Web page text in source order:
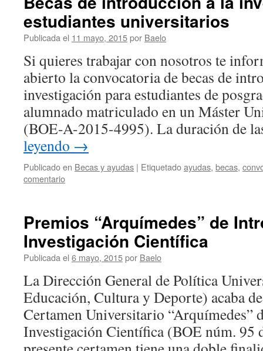
estudiantes universitarios
Publicada el 11 mayo, 2015por Baelo
Si quieres trabajar con nosotros te
abierto la convocatoria de becas de
investigación para estudiantes de
alumnado matriculado en un Máster
(BOE-A-2015-4995). La duración de
leyendo →
Publicado en Becas y ayudas | Etiquetadoayudas, becas,
comentario
Premios “Arquímedes” de
Investigación Científica
Publicada el 6 mayo, 2015por Baelo
La Dirección General de Política
Educación, Cultura y Deporte) acaba
Certamen Universitario “Arquímedes”
Investigación Científica (BOE núm. 95